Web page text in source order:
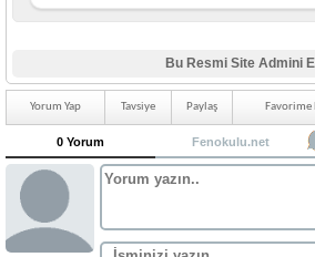
Bu Resmi Site Admini
Yorum Yap Tavsiye Paylaş Favorime
0 Yorum Fenokulu.net